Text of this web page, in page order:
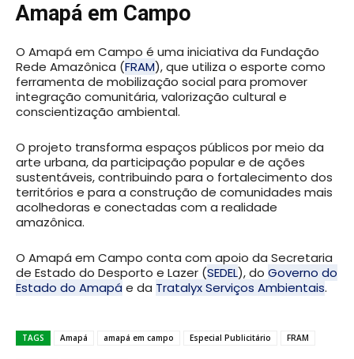
Amapá em Campo
O Amapá em Campo é uma iniciativa da Fundação
Rede Amazônica (FRAM), que utiliza o esporte como
ferramenta de mobilização social para promover
integração comunitária, valorização cultural e
conscientização ambiental.
O projeto transforma espaços públicos por meio da
arte urbana, da participação popular e de ações
sustentáveis, contribuindo para o fortalecimento dos
territórios e para a construção de comunidades mais
acolhedoras e conectadas com a realidade
amazônica.
O Amapá em Campo conta com apoio da Secretaria
de Estado do Desporto e Lazer (SEDEL), do Governo do
Estado do Amapá e da Tratalyx Serviços Ambientais.
TAGS Amapá amapá em campo Especial Publicitário FRAM